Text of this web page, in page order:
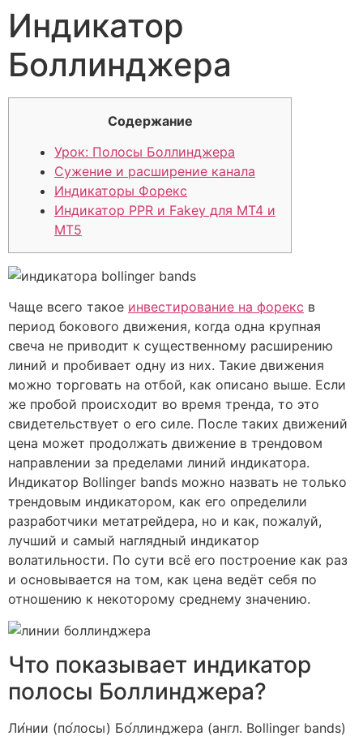
Индикатор
Боллинджера
Содержание
Урок: Полосы Боллинджера
Сужение и расширение канала
Индикаторы Форекс
Индикатор PPR и Fakey для MT4 и
МТ5
Чаще всего такое инвестирование на форекс в
период бокового движения, когда одна крупная
свеча не приводит к существенному расширению
линий и пробивает одну из них. Такие движения
можно торговать на отбой, как описано выше. Если
же пробой происходит во время тренда, то это
свидетельствует о его силе. После таких движений
цена может продолжать движение в трендовом
направлении за пределами линий индикатора.
Индикатор Bollinger bands можно назвать не только
трендовым индикатором, как его определили
разработчики метатрейдера, но и как, пожалуй,
лучший и самый наглядный индикатор
волатильности. По сути всё его построение как раз
и основывается на том, как цена ведёт себя по
отношению к некоторому среднему значению.
Что показывает индикатор
полосы Боллинджера?
Ли́нии (по́лосы) Бо́ллинджера (англ. Bollinger bands)